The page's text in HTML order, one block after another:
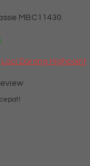
MBC11430
Laci Dorong Highpoint